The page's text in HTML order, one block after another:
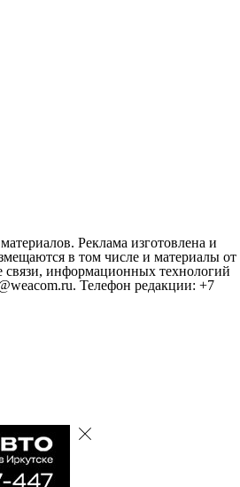
Реклама изготовлена и
в том числе и материалы от
информационных технологий
Телефон редакции: +7